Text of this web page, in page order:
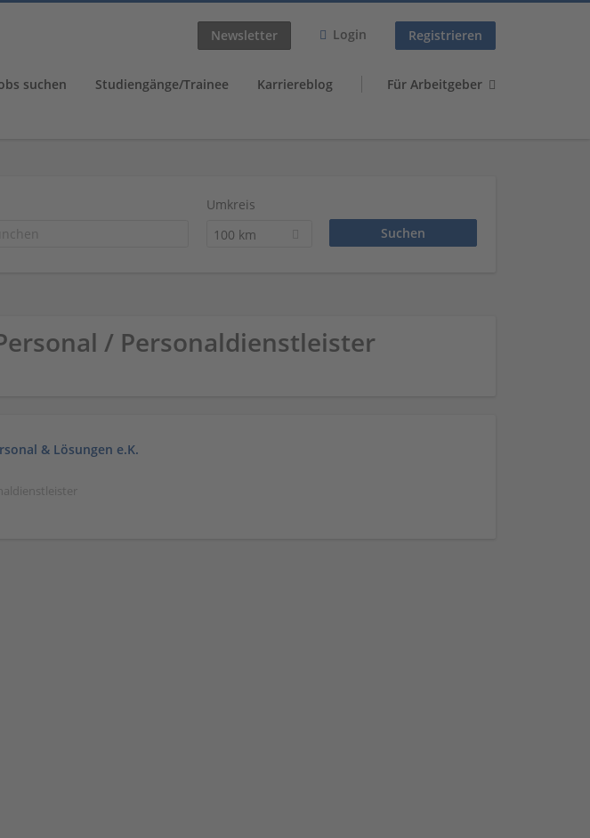
Newsletter Login Registrieren
suchen Studiengänge/Trainee Karriereblog Für Arbeitgeber
Umkreis
100 km
/ Personaldienstleister
& Lösungen e.K.